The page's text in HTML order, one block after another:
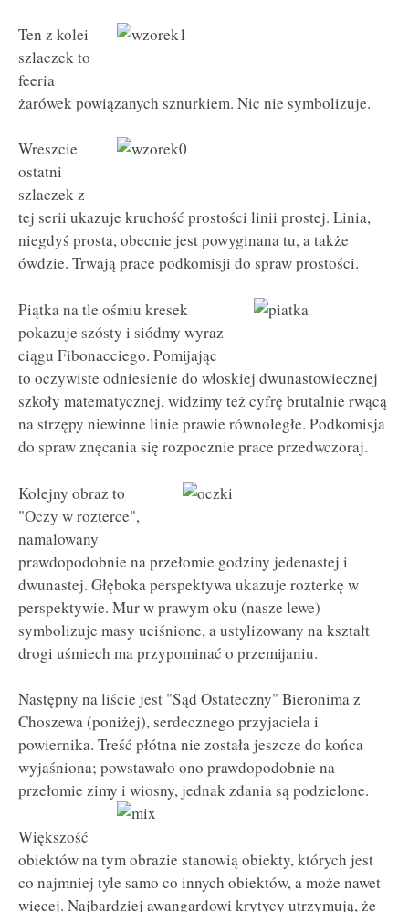
Ten z kolei
szlaczek to
feeria
żarówek powiązanych sznurkiem. Nic nie symbolizuje.
Wreszcie
ostatni
szlaczek z
tej serii ukazuje kruchość prostości linii prostej. Linia,
niegdyś prosta, obecnie jest powyginana tu, a także
ówdzie. Trwają prace podkomisji do spraw prostości.
Piątka na tle ośmiu kresek
pokazuje szósty i siódmy wyraz
ciągu Fibonacciego. Pomijając
to oczywiste odniesienie do włoskiej dwunastowiecznej
szkoły matematycznej, widzimy też cyfrę brutalnie rwącą
na strzępy niewinne linie prawie równoległe. Podkomisja
do spraw znęcania się rozpocznie prace przedwczoraj.
Kolejny obraz to
"Oczy w rozterce",
namalowany
prawdopodobnie na przełomie godziny jedenastej i
dwunastej. Głęboka perspektywa ukazuje rozterkę w
perspektywie. Mur w prawym oku (nasze lewe)
symbolizuje masy uciśnione, a ustylizowany na kształt
drogi uśmiech ma przypominać o przemijaniu.
Następny na liście jest "Sąd Ostateczny" Bieronima z
Choszewa (poniżej), serdecznego przyjaciela i
powiernika. Treść płótna nie została jeszcze do końca
wyjaśniona; powstawało ono prawdopodobnie na
przełomie zimy i wiosny, jednak zdania są podzielone.
Większość
obiektów na tym obrazie stanowią obiekty, których jest
co najmniej tyle samo co innych obiektów, a może nawet
więcej. Najbardziej awangardowi krytycy utrzymują, że